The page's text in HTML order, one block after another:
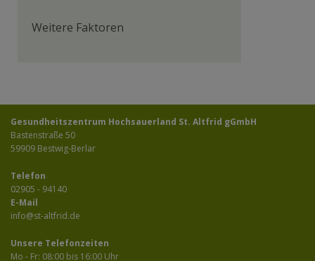
Weitere Faktoren
Gesundheitszentrum Hochsauerland St. Altfrid gGmbH
Bastenstraße 50
59909 Bestwig-Berlar
Telefon
02905 - 94140
E-Mail
info@st-altfrid.de
Unsere Telefonzeiten
Mo - Fr: 08:00 bis 16:00 Uhr